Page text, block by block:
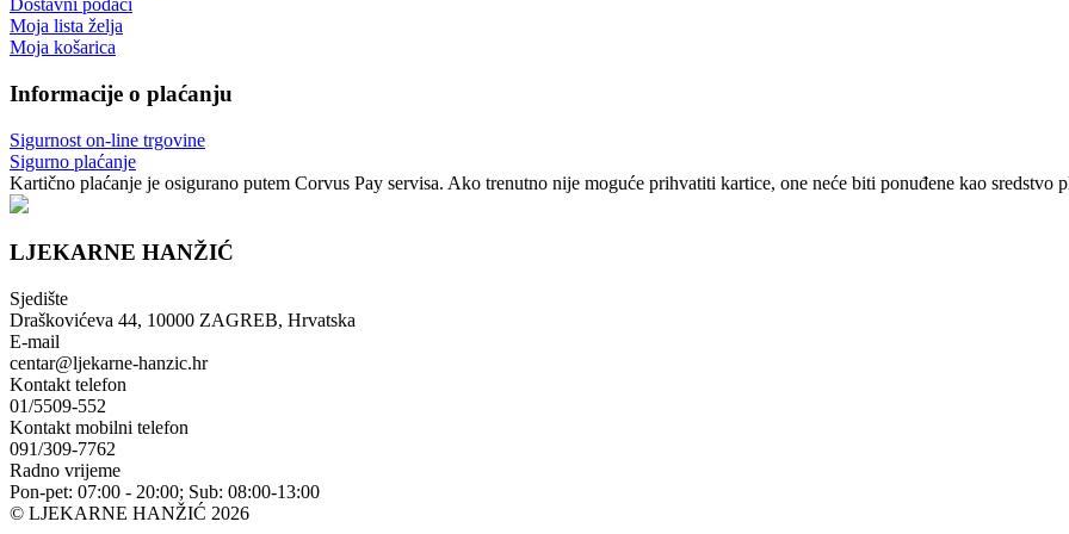
Dostavni podaci
Moja lista želja
Moja košarica
Informacije o plaćanju
Sigurnost on-line trgovine
Sigurno plaćanje
Kartično plaćanje je osigurano putem Corvus Pay servisa. Ako trenutno nije moguće prihvatiti kartice, one neće biti ponuđene kao sredstvo
LJEKARNE HANŽIĆ
Sjedište
Draškovićeva 44, 10000 ZAGREB, Hrvatska
E-mail
centar@ljekarne-hanzic.hr
Kontakt telefon
01/5509-552
Kontakt mobilni telefon
091/309-7762
Radno vrijeme
Pon-pet: 07:00 - 20:00; Sub: 08:00-13:00
© LJEKARNE HANŽIĆ 2026